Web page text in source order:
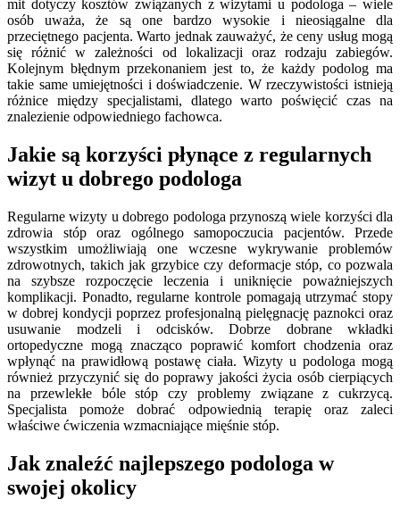
mit dotyczy kosztów związanych z wizytami u podologa – wiele
osób uważa, że są one bardzo wysokie i nieosiągalne dla
przeciętnego pacjenta. Warto jednak zauważyć, że ceny usług mogą
się różnić w zależności od lokalizacji oraz rodzaju zabiegów.
Kolejnym błędnym przekonaniem jest to, że każdy podolog ma
takie same umiejętności i doświadczenie. W rzeczywistości istnieją
różnice między specjalistami, dlatego warto poświęcić czas na
znalezienie odpowiedniego fachowca.
Jakie są korzyści płynące z regularnych
wizyt u dobrego podologa
Regularne wizyty u dobrego podologa przynoszą wiele korzyści dla
zdrowia stóp oraz ogólnego samopoczucia pacjentów. Przede
wszystkim umożliwiają one wczesne wykrywanie problemów
zdrowotnych, takich jak grzybice czy deformacje stóp, co pozwala
na szybsze rozpoczęcie leczenia i uniknięcie poważniejszych
komplikacji. Ponadto, regularne kontrole pomagają utrzymać stopy
w dobrej kondycji poprzez profesjonalną pielęgnację paznokci oraz
usuwanie modzeli i odcisków. Dobrze dobrane wkładki
ortopedyczne mogą znacząco poprawić komfort chodzenia oraz
wpłynąć na prawidłową postawę ciała. Wizyty u podologa mogą
również przyczynić się do poprawy jakości życia osób cierpiących
na przewlekłe bóle stóp czy problemy związane z cukrzycą.
Specjalista pomoże dobrać odpowiednią terapię oraz zaleci
właściwe ćwiczenia wzmacniające mięśnie stóp.
Jak znaleźć najlepszego podologa w
swojej okolicy